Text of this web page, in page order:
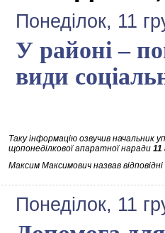
Понеділок, 11
У районі –
види
Таку інформацію озвучив начальник
щопонеділкової апаратної наради 11
Максим Максимович назвав
Понеділок, 11